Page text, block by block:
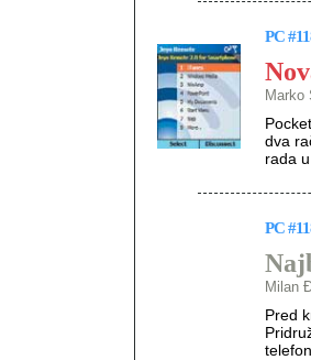
PC
Marko
dva
rada
PC
Milan
Pred